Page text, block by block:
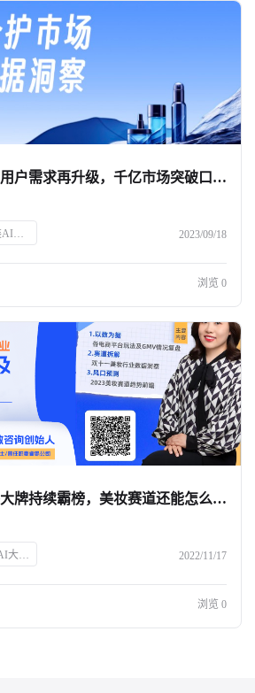
个护消费新洞察｜用户需求再升级，千亿市场突破口究竟在何方？
知衣科技, AI科技, 服装AI大数据, 个护消费趋势, 消费者需求, 个人护理, 精细化消费, 品牌突破, 直播预告, 数据洞察 2023/09/18
浏览 0
双十一复盘｜海外大牌持续霸榜，美妆赛道还能怎么玩？-杭州知衣科技
知衣科技,AI科技,服装AI大数据,双十一,美妆行业,数据洞察,电商直播,炼丹炉Talk,张杨,解数咨询,电商趋势,GMV分析,市场变化,品牌增长,获客成本,未来趋势 2022/11/17
浏览 0